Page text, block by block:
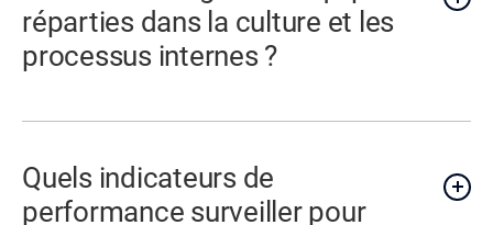
réparties dans la culture et les
processus internes ?
Quels indicateurs de
performance surveiller pour